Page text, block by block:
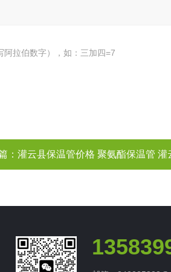
阿拉伯数字），如：三加四=7
： 灌云县保温管价格 聚氨酯保温管 灌云县钢